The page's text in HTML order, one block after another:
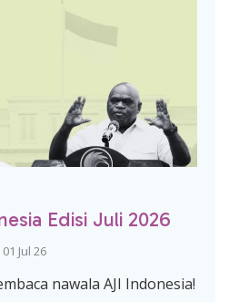
Edisi Juli 2026
01 Jul 26
nawala AJI Indonesia!